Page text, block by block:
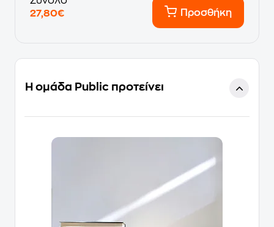
27,80€
Προσθήκη
Η ομάδα Public προτείνει